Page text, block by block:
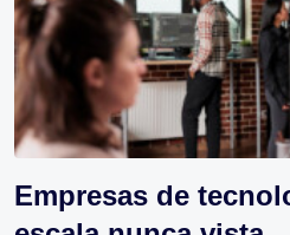
Empresas de